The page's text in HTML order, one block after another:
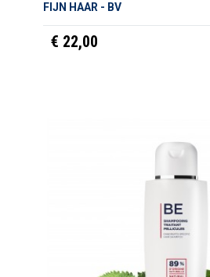
FIJN HAAR - BV
€ 22,00